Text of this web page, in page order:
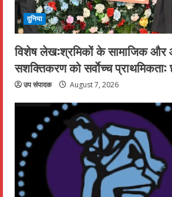
दुनिया
विशेष लेख:श्रमिकों के सामाजिक और
सशक्तिकरण को सर्वाेच्च प्राथमिकता:
उप संपादक August 7, 2026